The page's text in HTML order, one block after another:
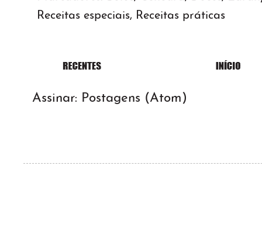
Receitas especiais, Receitas práticas
Assinar: Postagens (Atom)